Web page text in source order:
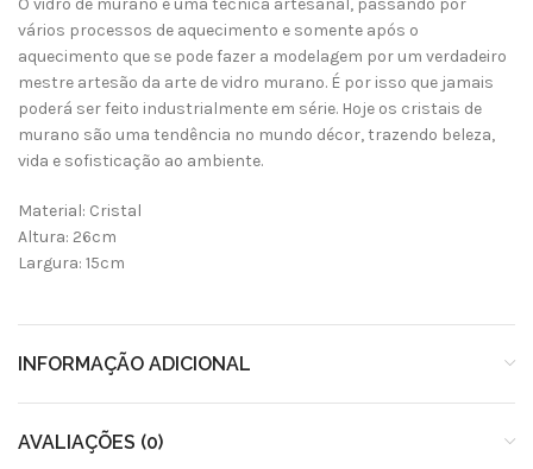
O vidro de murano é uma técnica artesanal, passando por
vários processos de aquecimento e somente após o
aquecimento que se pode fazer a modelagem por um verdadeiro
mestre artesão da arte de vidro murano. É por isso que jamais
poderá ser feito industrialmente em série. Hoje os cristais de
murano são uma tendência no mundo décor, trazendo beleza,
vida e sofisticação ao ambiente.
Material: Cristal
Altura: 26cm
Largura: 15cm
INFORMAÇÃO ADICIONAL
AVALIAÇÕES (0)